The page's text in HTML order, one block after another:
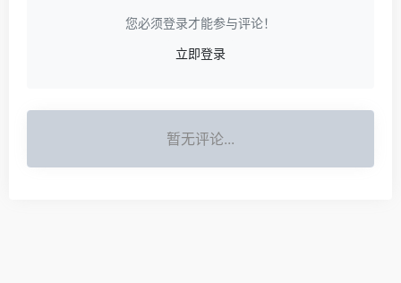
您必须登录才能参与评论！
立即登录
暂无评论...